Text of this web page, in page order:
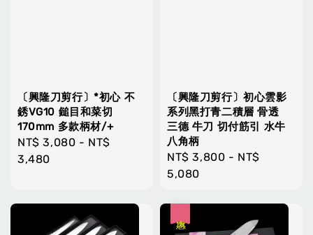
〔興隆刀剪行〕*初心 不
銹VG10 鎚目和菜切
170mm 多款柄材/+
Regular
price
NT$ 3,080 - NT$
3,480
〔興隆刀剪行〕初心雲影
系列黑打青二積層 骨透
三德 牛刀 切付筋引 水牛
八角柄
Regular
price
NT$ 3,800 - NT$
5,080